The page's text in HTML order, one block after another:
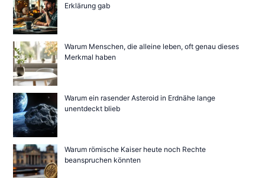
Erklärung gab
Warum Menschen, die alleine leben, oft genau dieses
Merkmal haben
Warum ein rasender Asteroid in Erdnähe lange
unentdeckt blieb
Warum römische Kaiser heute noch Rechte
beanspruchen könnten